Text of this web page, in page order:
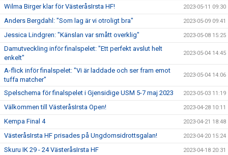
Wilma Birger klar för VästeråsIrsta HF! 2023-05-11 09:30
Anders Bergdahl: "Som lag är vi otroligt bra" 2023-05-09 09:41
Jessica Lindgren: "Känslan var smått overklig" 2023-05-08 15:25
Damutveckling inför finalspelet: "Ett perfekt avslut helt
enkelt"
2023-05-04 14:45
A-flick inför finalspelet: "Vi är laddade och ser fram emot
tuffa matcher"
2023-05-04 14:06
Spelschema för finalspelet i Gjensidige USM 5-7 maj 2023 2023-05-03 11:19
Välkommen till VästeråsIrsta Open! 2023-04-28 10:11
Kempa Final 4 2023-04-21 18:48
VästeråsIrsta HF prisades på Ungdomsidrottsgalan! 2023-04-20 15:24
Skuru IK 29 - 24 VästeråsIrsta HF 2023-04-18 20:31